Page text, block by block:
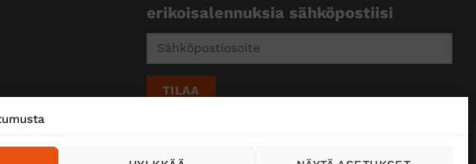
erikoisalennuksia sähköpostiisi